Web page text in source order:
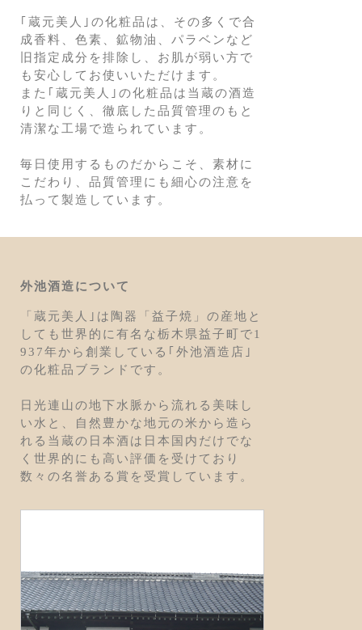
｢蔵元美人｣の化粧品は、その多くで合
成香料、色素、鉱物油、パラベンなど
旧指定成分を排除し、お肌が弱い方で
も安心してお使いいただけます。
また｢蔵元美人｣の化粧品は当蔵の酒造
りと同じく、徹底した品質管理のもと
清潔な工場で造られています。
毎日使用するものだからこそ、素材に
こだわり、品質管理にも細心の注意を
払って製造しています。
外池酒造について
「蔵元美人｣は陶器「益子焼」の産地と
しても世界的に有名な栃木県益子町で1
937年から創業している｢外池酒造店｣
の化粧品ブランドです。
日光連山の地下水脈から流れる美味し
い水と、自然豊かな地元の米から造ら
れる当蔵の日本酒は日本国内だけでな
く世界的にも高い評価を受けており
数々の名誉ある賞を受賞しています。